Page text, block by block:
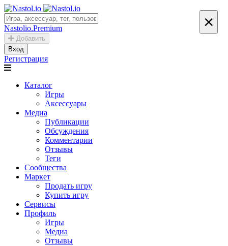
Nastolio.Premium
Добавить
Вход
Регистрация
Каталог
Игры
Аксессуары
Медиа
Публикации
Обсуждения
Комментарии
Отзывы
Теги
Сообщества
Маркет
Продать игру
Купить игру
Сервисы
Профиль
Игры
Медиа
Отзывы
×